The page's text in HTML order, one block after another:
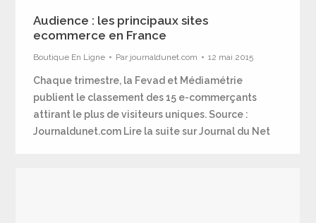
Audience : les principaux sites
ecommerce en France
Boutique En Ligne Par journaldunet.com 12 mai 2015
Chaque trimestre, la Fevad et Médiamétrie
publient le classement des 15 e-commerçants
attirant le plus de visiteurs uniques. Source :
Journaldunet.com Lire la suite sur Journal du Net